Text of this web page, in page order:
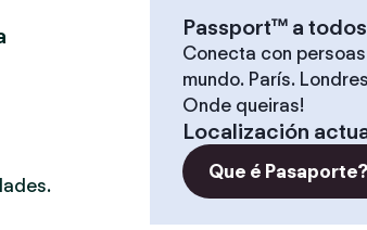
Passport™ a
Conecta con
mundo. París.
Onde queiras!
Localización
Que é Pasaporte?